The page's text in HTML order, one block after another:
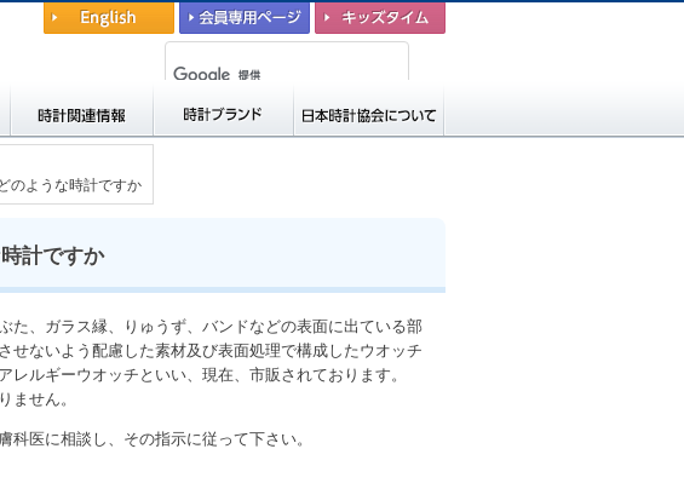
会員専用ページ キッズタイム
時計関連情報
のような時計ですか
計ですか
た、ガラス縁、りゅうず、バンドなどの表面に出ている部
せないよう配慮した素材及び表面処理で構成したウオッチ
ルギーウオッチといい、現在、市販されております。
ません。
医に相談し、その指示に従って下さい。